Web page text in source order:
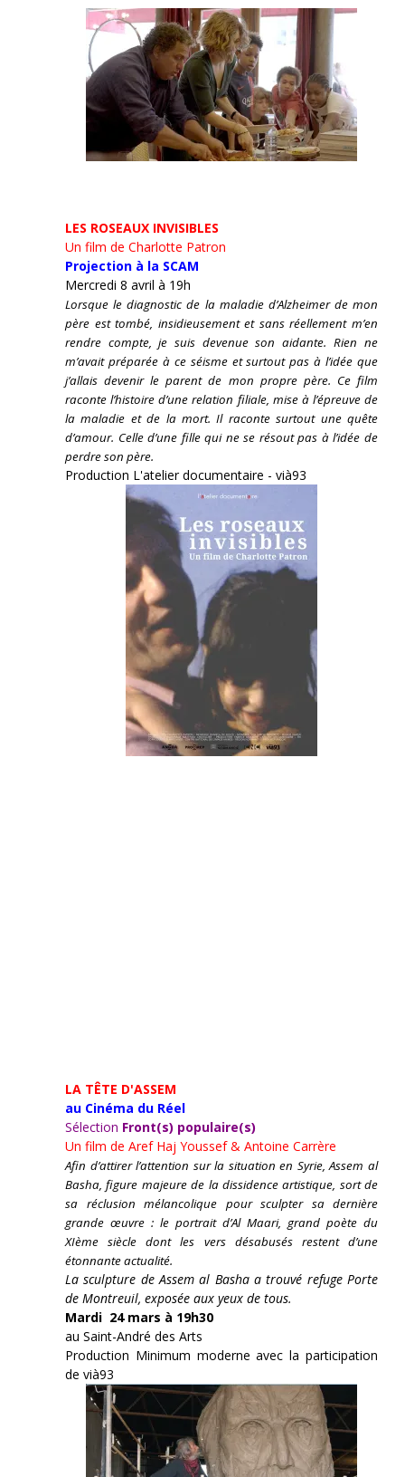
LES ROSEAUX INVISIBLES
Un film de Charlotte Patron
Projection à la SCAM
Mercredi 8 avril à 19h
Lorsque le diagnostic de la maladie d’Alzheimer de mon
père est tombé, insidieusement et sans réellement m’en
rendre compte, je suis devenue son aidante. Rien ne
m’avait préparée à ce séisme et surtout pas à l’idée que
j’allais devenir le parent de mon propre père. Ce film
raconte l’histoire d’une relation filiale, mise à l’épreuve de
la maladie et de la mort. Il raconte surtout une quête
d’amour. Celle d’une fille qui ne se résout pas à l’idée de
perdre son père.
Production L'atelier documentaire - vià93
LA TÊTE D'ASSEM
au Cinéma du Réel
Sélection Front(s) populaire(s)
Un film de Aref Haj Youssef & Antoine Carrère
Afin d’attirer l’attention sur la situation en Syrie, Assem al
Basha, figure majeure de la dissidence artistique, sort de
sa réclusion mélancolique pour sculpter sa dernière
grande œuvre : le portrait d’Al Maari, grand poète du
XIème siècle dont les vers désabusés restent d’une
étonnante actualité.
La sculpture de Assem al Basha a trouvé refuge Porte
de Montreuil, exposée aux yeux de tous.
Mardi 24 mars à 19h30
au Saint-André des Arts
Production Minimum moderne avec la participation
de vià93